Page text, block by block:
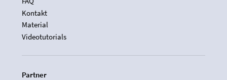
Kontakt
Material
Videotutorials
Partner